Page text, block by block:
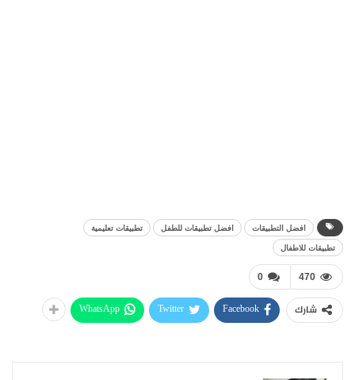
افضل التطبيقات افضل تطبيقات للطفل
تطبيقات تعليمية
تطبيقات للاطفال
0 470
شارك Facebook
Twitter
WhatsApp